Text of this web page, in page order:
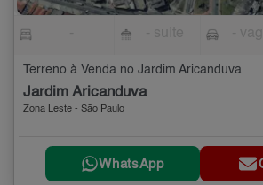
Terreno à Venda no Jardim Aricanduva
Jardim Aricanduva
Zona Leste - São Paulo
WhatsApp